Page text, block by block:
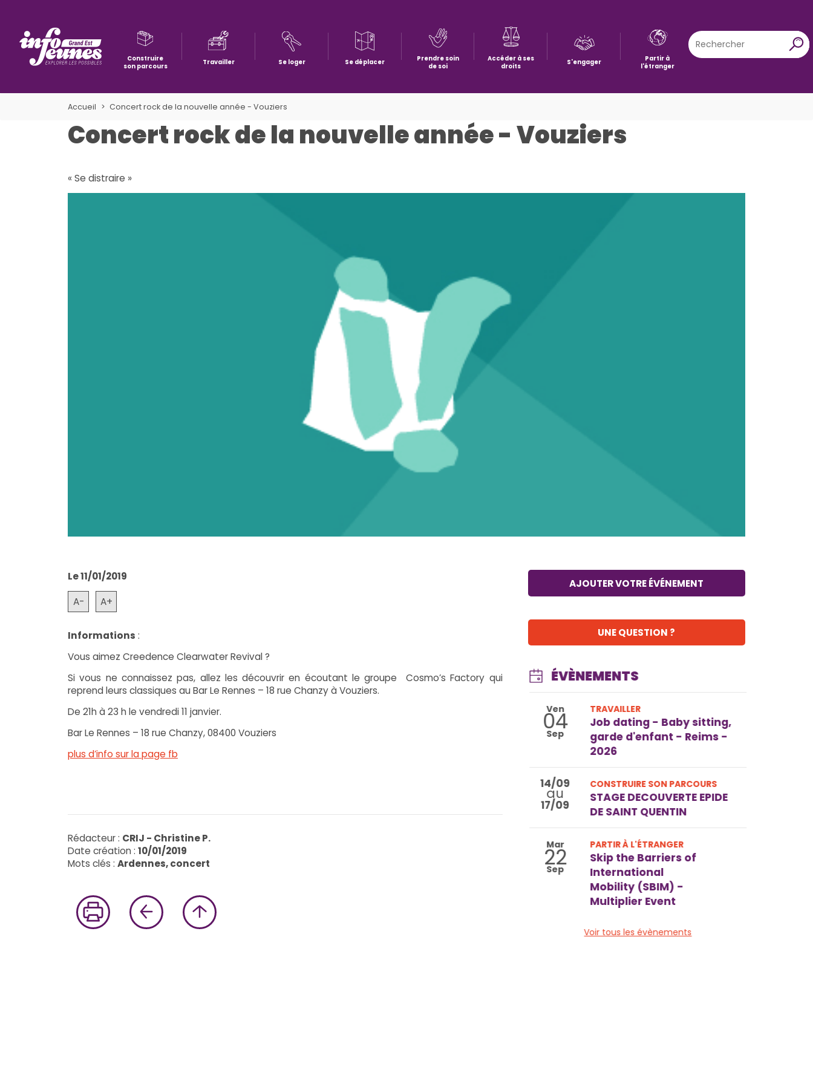
Construire
son parcours
Travailler Se loger Se déplacer
Prendre soin
de soi
Accéder à ses
droits
S'engager
Partir à
l'étranger
Rechercher
X
Accueil Concert rock de la nouvelle année - Vouziers
Concert rock de la nouvelle année - Vouziers
« Se distraire »
Le 11/01/2019
A-
A+
Informations :
Vous aimez Creedence Clearwater Revival ?
Si vous ne connaissez pas, allez les découvrir en écoutant le groupe Cosmo’s Factory qui
reprend leurs classiques au Bar Le Rennes – 18 rue Chanzy à Vouziers.
De 21h à 23 h le vendredi 11 janvier.
Bar Le Rennes – 18 rue Chanzy, 08400 Vouziers
plus d’info sur la page fb
Rédacteur : CRIJ - Christine P.
Date création : 10/01/2019
Mots clés : Ardennes, concert
AJOUTER VOTRE ÉVÉNEMENT
UNE QUESTION ?
ÉVÈNEMENTS
Ven
04
Sep
TRAVAILLER
Job dating - Baby sitting,
garde d'enfant - Reims -
2026
14/09
au
17/09
CONSTRUIRE SON PARCOURS
STAGE DECOUVERTE EPIDE
DE SAINT QUENTIN
Mar
22
Sep
PARTIR À L'ÉTRANGER
Skip the Barriers of
International
Mobility (SBIM) -
Multiplier Event
Voir tous les évènements